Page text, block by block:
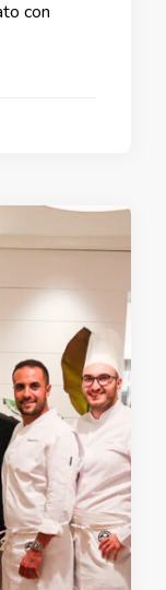
con